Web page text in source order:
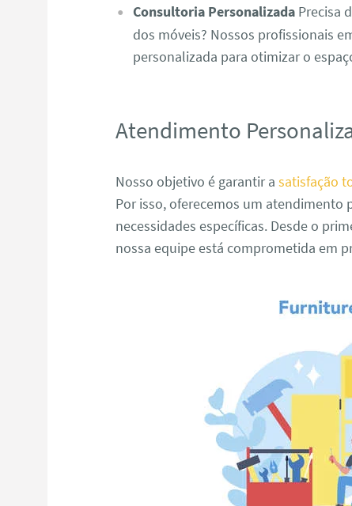
Consultoria PersonalizadaPrecisa
dos móveis? Nossos profissionais
personalizada para otimizar o
Atendimento
Nosso objetivo é garantir asatisfação
Por isso, oferecemos um atendimento
necessidades específicas. Desde o
nossa equipe está comprometida em